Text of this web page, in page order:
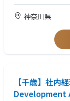
・当社製品許認可
└輸出管理システ
とめながら推進い
上記輸出・出荷管
さらなる業務の効
験をお持ちの方
・輸出管理システ
・半導体製造装置
・一般財団法人安
資格をお持ちの方
神奈川県
【千歳】社内
Development